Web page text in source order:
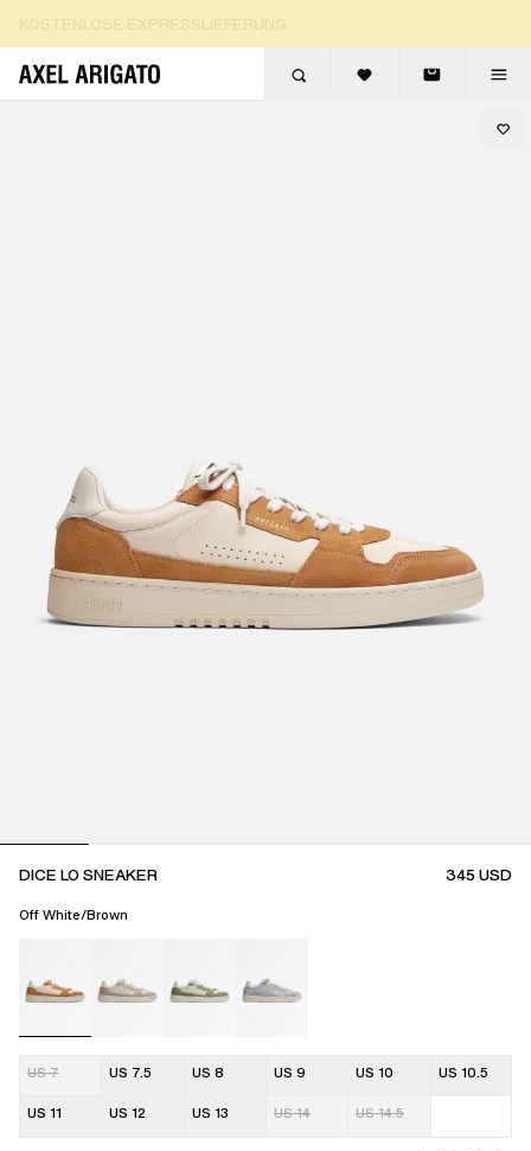
DICE LO SNEAKER 345USD
Off White/Brown
US 7 US 7.5 US 8 US 9 US 10 US 10.5
US 11 US 12 US 13 US 14 US 14.5